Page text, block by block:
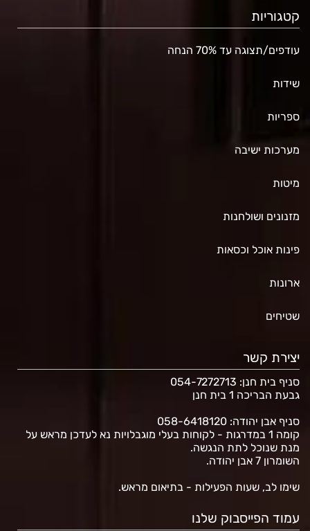
קטגוריות
עודפים/תצוגה עד 70% הנחה
שידות
ספריות
מערכות ישיבה
מיטות
מזנונים ושולחנות
פינות אוכל וכסאות
ארונות
שטיחים
יצירת קשר
סניף בית חנן: 054-7272713
גבעת הבריכה 1 בית חנן
סניף אבן יהודה: 058-6418120
קומה 1 במדרגות - לקוחות בעלי מוגבלויות נא לעדכן מראש על
מנת שנוכל לתת הנגשה.
השומרון 7 אבן יהודה.
שימו לב, שעות הפעילות - בתיאום מראש.
עמוד הפייסבוק שלנו